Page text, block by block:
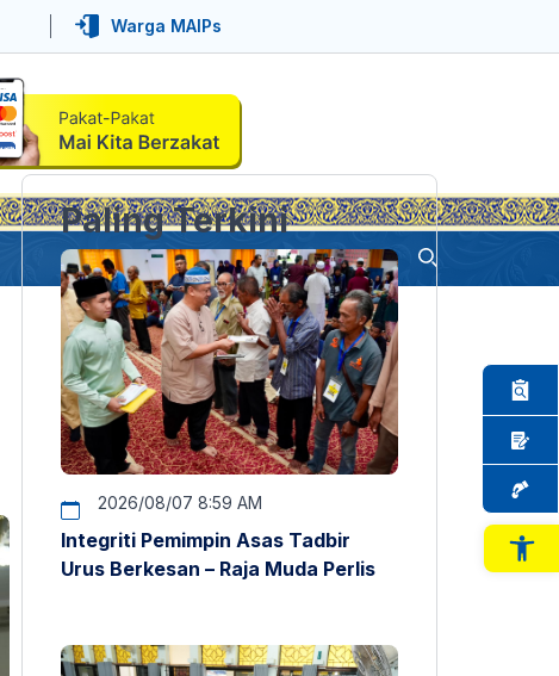
Warga MAIPs
Paling Terkini
2026/08/07 8:59 AM
Integriti Pemimpin Asas Tadbir
Urus Berkesan – Raja Muda Perlis